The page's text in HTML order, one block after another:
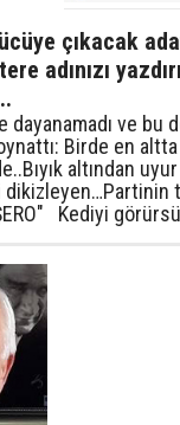
çıkacak
adınızı
dayanamadı ve bu
Birde en
altından
Kediyi